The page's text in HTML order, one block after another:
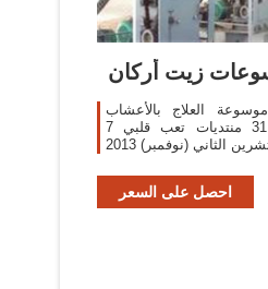
زيت أركان
العلاج بالأعشاب
والطب البديل الصفحة 31 منتديات تعب قلبي 7
الثاني (نوفمبر) 2013
احصل على السعر